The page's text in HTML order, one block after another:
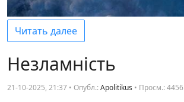
Читать далее
Незламнiсть
21-10-2025, 21:37 • Опубл.:Apolitikus • Просм.: 4456